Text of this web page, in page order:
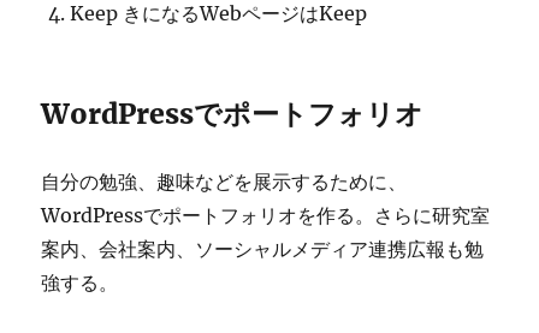
Keep きになるWebページはKeep
WordPressでポートフォリオ
自分の勉強、趣味などを展示するために、
WordPressでポートフォリオを作る。さらに研究室
案内、会社案内、ソーシャルメディア連携広報も勉
強する。